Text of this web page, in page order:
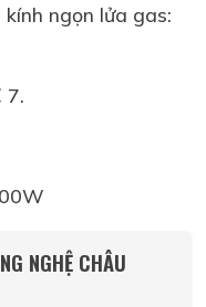
ngọn lửa gas:
7.
NGHỆ CHÂU